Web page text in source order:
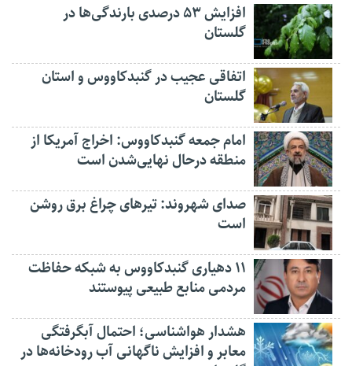
افزایش ۵۳ درصدی بارندگی‌ها در
گلستان
اتفاقی عجیب در‌ گنبدکاووس و استان
گلستان
امام جمعه گنبدکاووس: اخراج آمریکا از
منطقه درحال نهایی‌شدن است
صدای شهروند: تیرهای چراغ برق روشن
است
۱۱ دهیاری گنبدکاووس به شبکه حفاظت
مردمی منابع طبیعی پیوستند
هشدار هواشناسی؛ احتمال آبگرفتگی
معابر و افزایش ناگهانی آب رودخانه‌ها در